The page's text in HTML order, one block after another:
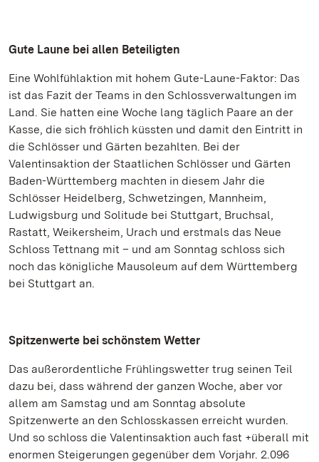
Gute Laune bei allen Beteiligten
Eine Wohlfühlaktion mit hohem Gute-Laune-Faktor: Das
ist das Fazit der Teams in den Schlossverwaltungen im
Land. Sie hatten eine Woche lang täglich Paare an der
Kasse, die sich fröhlich küssten und damit den Eintritt in
die Schlösser und Gärten bezahlten. Bei der
Valentinsaktion der Staatlichen Schlösser und Gärten
Baden-Württemberg machten in diesem Jahr die
Schlösser Heidelberg, Schwetzingen, Mannheim,
Ludwigsburg und Solitude bei Stuttgart, Bruchsal,
Rastatt, Weikersheim, Urach und erstmals das Neue
Schloss Tettnang mit – und am Sonntag schloss sich
noch das königliche Mausoleum auf dem Württemberg
bei Stuttgart an.
Spitzenwerte bei schönstem Wetter
Das außerordentliche Frühlingswetter trug seinen Teil
dazu bei, dass während der ganzen Woche, aber vor
allem am Samstag und am Sonntag absolute
Spitzenwerte an den Schlosskassen erreicht wurden.
Und so schloss die Valentinsaktion auch fast +überall mit
enormen Steigerungen gegenüber dem Vorjahr. 2.096